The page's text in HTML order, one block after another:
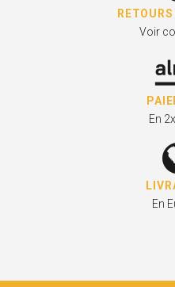
Voir
En
En